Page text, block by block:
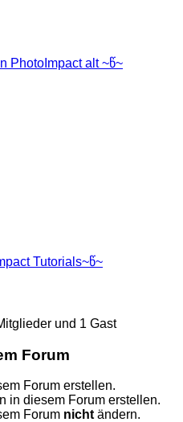
PhotoImpact alt ~წ~
Tutorials~წ~
und 1 Gast
Forum
Forum erstellen.
in diesem Forum erstellen.
Forum nichtändern.